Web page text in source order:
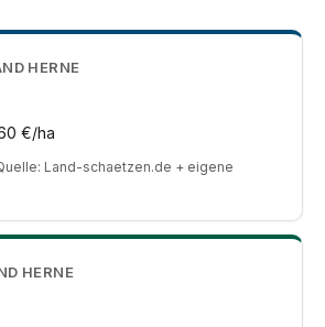
HERNE
€/ha
Land-schaetzen.de + eigene
HERNE